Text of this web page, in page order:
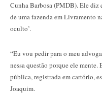
Cunha Barbosa (PMDB). Ele diz
de uma fazenda em Livramento
oculto’.
“Eu vou pedir para o meu
nessa questão porque ele
pública, registrada em cartório,
Joaquim.